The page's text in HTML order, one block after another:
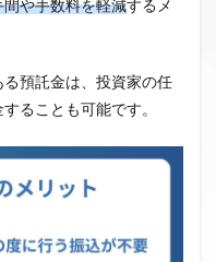
間や手数料を軽減するメ
預託金は、投資家の任
ることも可能です。